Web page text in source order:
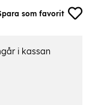
som favorit
i kassan